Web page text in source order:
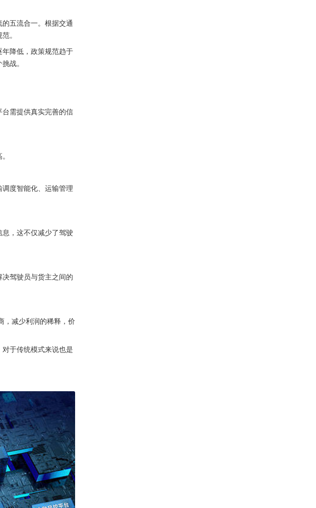
五流合一。根据交通
。
降低，政策规范趋于
战。
需提供真实完善的信
度智能化、运输管理
，这不仅减少了驾驶
驾驶员与货主之间的
，减少利润的稀释，价
于传统模式来说也是